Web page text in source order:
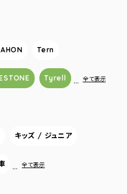
Tern
Tyrell … 全て表示
キッズ / ジュニア
… 全て表示